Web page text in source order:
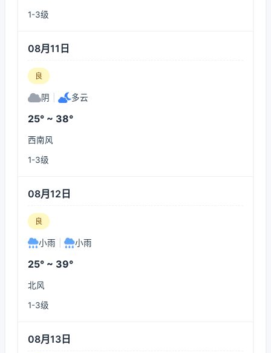
1-3级
08月11日
良
阴 多云
25° ~ 38°
西南风
1-3级
08月12日
良
小雨 小雨
25° ~ 39°
北风
1-3级
08月13日